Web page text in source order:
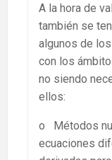
A la hora de
también se
algunos de
con los
no siendo
ellos:
o Métodos
ecuaciones